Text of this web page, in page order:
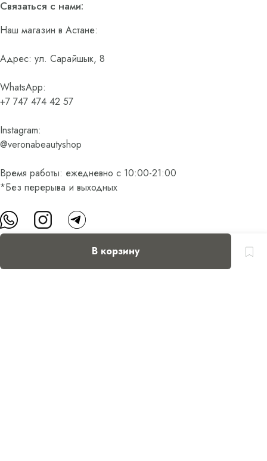
В корзину
Связаться с нами:
Наш магазин в Астане:
Адрес: ул. Сарайшык, 8
WhatsApp:
+7 747 474 42 57
Instagram:
@veronabeautyshop
Время работы: ежедневно с 10:00-21:00
*Без перерыва и выходных
Доставка и оплата